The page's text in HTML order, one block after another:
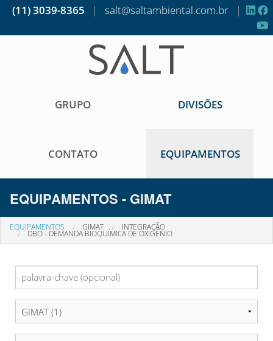
(11) 3039-8365 | salt@saltambiental.com.br |
GRUPO DIVISÕES
CONTATO EQUIPAMENTOS
EQUIPAMENTOS - GIMAT
EQUIPAMENTOS GIMAT INTEGRAÇÃO
DBO - DEMANDA BIOQUÍMICA DE OXIGÊNIO